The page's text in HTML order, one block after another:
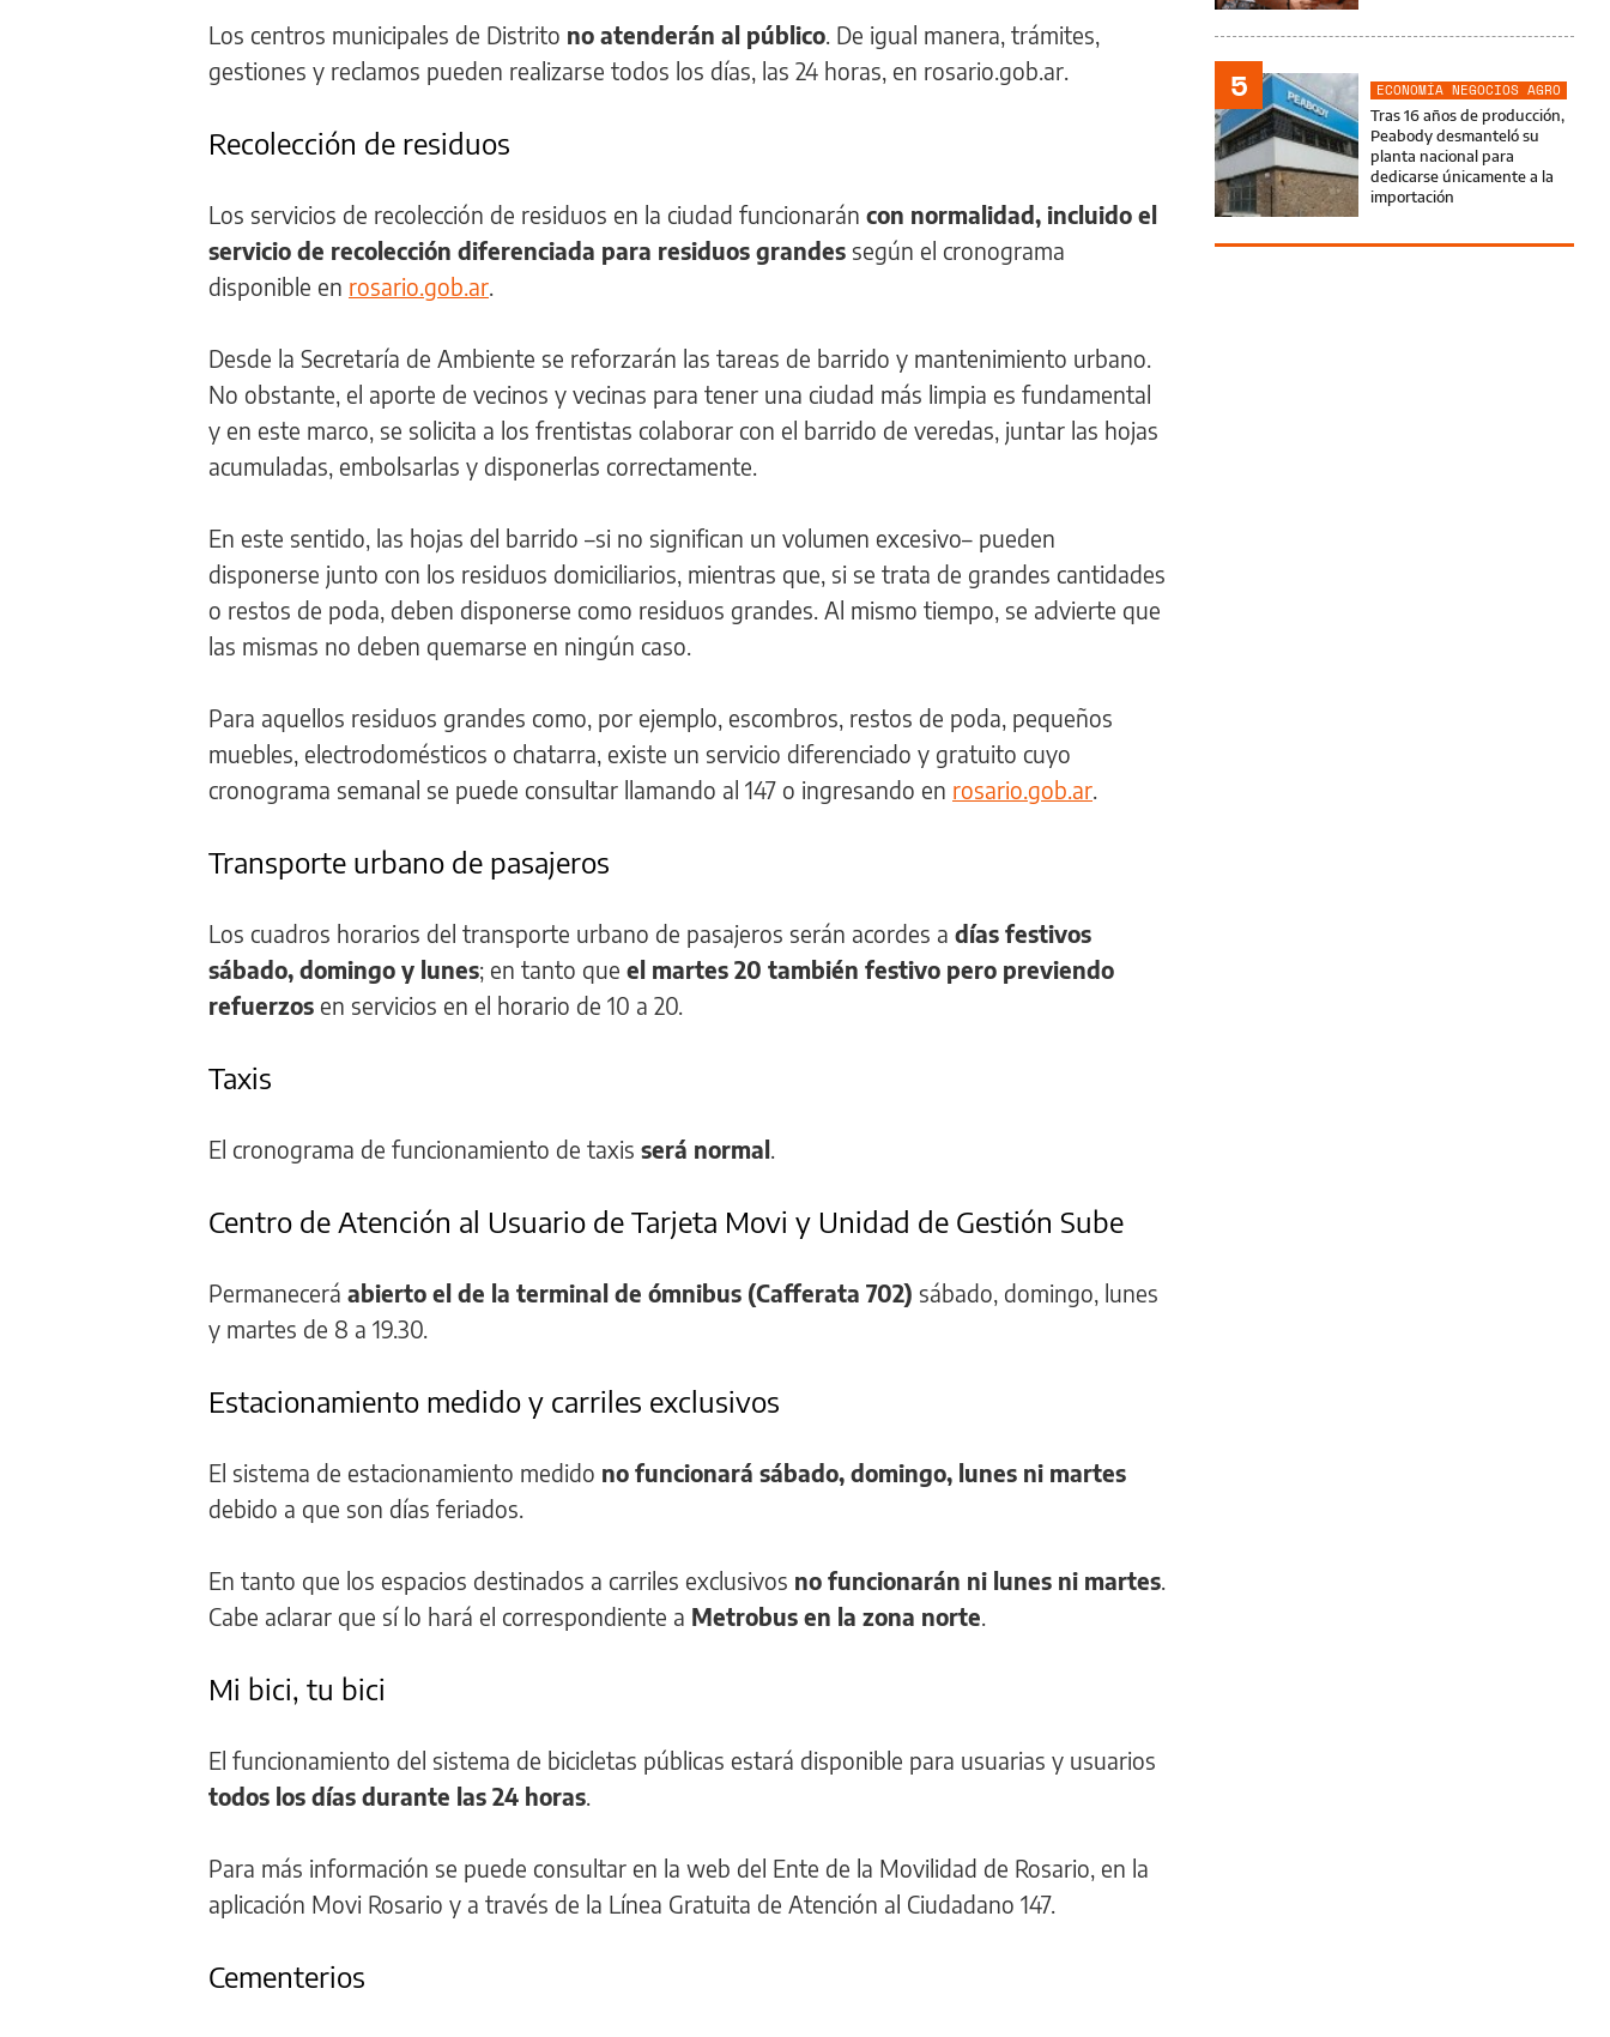
Los centros municipales de Distrito no atenderán al público . De igual manera, trámites,
gestiones y reclamos pueden realizarse todos los días, las 24 horas, en rosario.gob.ar.
Recolección de residuos
Los servicios de recolección de residuos en la ciudad funcionarán con normalidad, incluido el
servicio de recolección diferenciada para residuos grandes según el cronograma
disponible en rosario.gob.ar
Desde la Secretaría de Ambiente se reforzarán las tareas de barrido y mantenimiento urbano.
No obstante, el aporte de vecinos y vecinas para tener una ciudad más limpia es fundamental
y en este marco, se solicita a los frentistas colaborar con el barrido de veredas, juntar las hojas
acumuladas, embolsarlas y disponerlas correctamente.
En este sentido, las hojas del barrido –si no significan un volumen excesivo– pueden
disponerse junto con los residuos domiciliarios, mientras que, si se trata de grandes cantidades
o restos de poda, deben disponerse como residuos grandes. Al mismo tiempo, se advierte que
las mismas no deben quemarse en ningún caso.
Para aquellos residuos grandes como, por ejemplo, escombros, restos de poda, pequeños
muebles, electrodomésticos o chatarra, existe un servicio diferenciado y gratuito cuyo
cronograma semanal se puede consultar llamando al 147 o ingresando en rosario.gob.ar
Transporte urbano de pasajeros
Los cuadros horarios del transporte urbano de pasajeros serán acordes a días festivos
sábado, domingo y lunes; en tanto que el martes 20 también festivo pero previendo
refuerzos en servicios en el horario de 10 a 20.
Taxis
El cronograma de funcionamiento de taxis será normal
Centro de Atención al Usuario de Tarjeta Movi y Unidad de Gestión Sube
Permanecerá abierto el de la terminal de ómnibus (Cafferata 702) sábado, domingo, lunes
y martes de 8 a 19.30.
Estacionamiento medido y carriles exclusivos
El sistema de estacionamiento medido no funcionará sábado, domingo, lunes ni martes
debido a que son días feriados.
En tanto que los espacios destinados a carriles exclusivos no funcionarán ni lunes ni martes
Cabe aclarar que sí lo hará el correspondiente a Metrobus en la zona norte
Mi bici, tu bici
El funcionamiento del sistema de bicicletas públicas estará disponible para usuarias y usuarios
todos los días durante las 24 horas
Para más información se puede consultar en la web del Ente de la Movilidad de Rosario, en la
aplicación Movi Rosario y a través de la Línea Gratuita de Atención al Ciudadano 147.
Cementerios
5
ECONOMÍA NEGOCIOS AGRO
Tras 16 años de producción,
Peabody desmanteló su
planta nacional para
dedicarse únicamente a la
importación